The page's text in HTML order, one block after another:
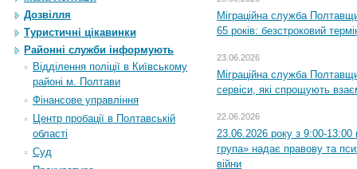
Дозвілля
Туристичні цікавинки
Районні служби інформують
Відділення поліції в Київському
районі м. Полтави
Фінансове управління
Центр пробації в Полтавській
області
Суд
Міграційна служба
65 років: безстроковий
23.06.2026
Міграційна служба
сервіси, які спрощують
22.06.2026
23.06.2026 року з 9:00-13:00
група» надає правову та
війни